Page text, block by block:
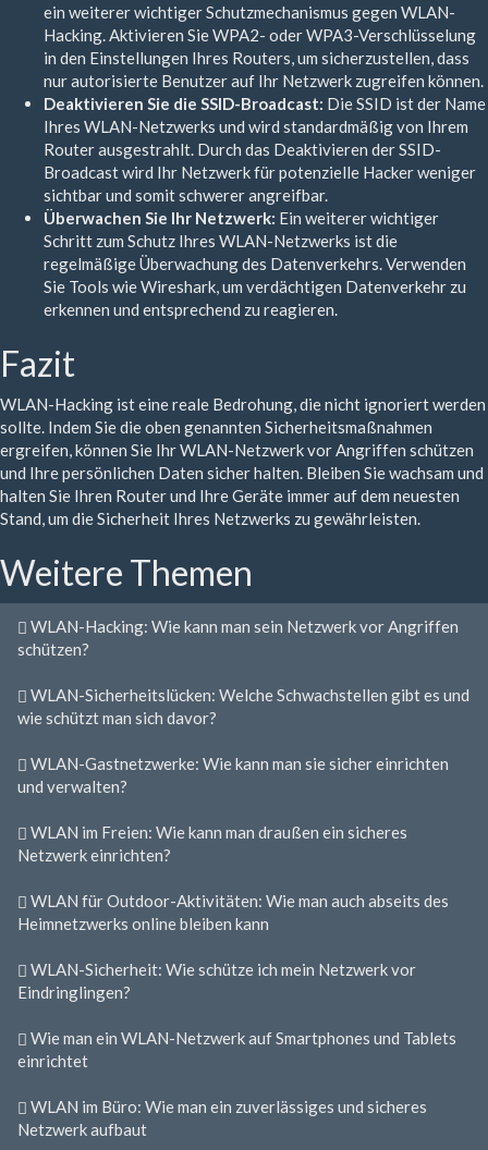
ein weiterer wichtiger Schutzmechanismus gegen WLAN-
Hacking. Aktivieren Sie WPA2- oder WPA3-Verschlüsselung
in den Einstellungen Ihres Routers, um sicherzustellen, dass
nur autorisierte Benutzer auf Ihr Netzwerk zugreifen können.
Deaktivieren Sie die SSID-Broadcast: Die SSID ist der Name
Ihres WLAN-Netzwerks und wird standardmäßig von Ihrem
Router ausgestrahlt. Durch das Deaktivieren der SSID-
Broadcast wird Ihr Netzwerk für potenzielle Hacker weniger
sichtbar und somit schwerer angreifbar.
Überwachen Sie Ihr Netzwerk: Ein weiterer wichtiger
Schritt zum Schutz Ihres WLAN-Netzwerks ist die
regelmäßige Überwachung des Datenverkehrs. Verwenden
Sie Tools wie Wireshark, um verdächtigen Datenverkehr zu
erkennen und entsprechend zu reagieren.
Fazit
WLAN-Hacking ist eine reale Bedrohung, die nicht ignoriert werden
sollte. Indem Sie die oben genannten Sicherheitsmaßnahmen
ergreifen, können Sie Ihr WLAN-Netzwerk vor Angriffen schützen
und Ihre persönlichen Daten sicher halten. Bleiben Sie wachsam und
halten Sie Ihren Router und Ihre Geräte immer auf dem neuesten
Stand, um die Sicherheit Ihres Netzwerks zu gewährleisten.
Weitere Themen
WLAN-Hacking: Wie kann man sein Netzwerk vor Angriffen
schützen?
WLAN-Sicherheitslücken: Welche Schwachstellen gibt es und
wie schützt man sich davor?
WLAN-Gastnetzwerke: Wie kann man sie sicher einrichten
und verwalten?
WLAN im Freien: Wie kann man draußen ein sicheres
Netzwerk einrichten?
WLAN für Outdoor-Aktivitäten: Wie man auch abseits des
Heimnetzwerks online bleiben kann
WLAN-Sicherheit: Wie schütze ich mein Netzwerk vor
Eindringlingen?
Wie man ein WLAN-Netzwerk auf Smartphones und Tablets
einrichtet
WLAN im Büro: Wie man ein zuverlässiges und sicheres
Netzwerk aufbaut